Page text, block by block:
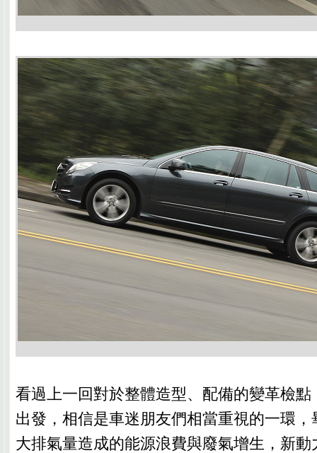
看過上一回對於整體造型、配備的變革檢
出發，相信是車迷朋友們相當重視的一環
大排氣量造成的能源浪費與廢氣增生，新